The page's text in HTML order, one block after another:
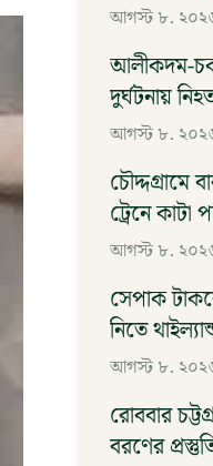
আগস্ট ৮,
আলীকদম-
দুর্ঘটনায়
আগস্ট ৮,
চৌদ্দগ্রামে
ট্রেনে কাটা
আগস্ট ৮,
সেপাক
নিতে
আগস্ট ৮,
রোববার
বরণের